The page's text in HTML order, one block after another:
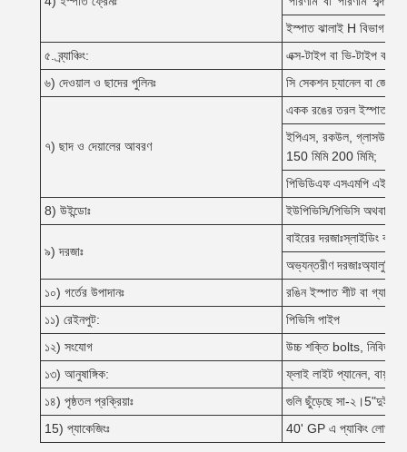
ইস্পাত ঝালাই H বিভাগ
৫. ব্র্যাঞ্চিং:
এক্স-টাইপ বা ভি-টাইপ বা
৬) দেওয়াল ও ছাদের পুলিনঃ
সি সেকশন চ্যানেল বা
৭) ছাদ ও দেয়ালের আবরণ
একক রঙের তরল ইস্পাত
ইপিএস, রকউল, গ্লাসউল,
150 মিমি 200 মিমি;
পিভিডিএফ এসএমপি
8) উইন্ডোঃ
ইউপিভিসি/পিভিসি অথবা
৯) দরজাঃ
বাইরের দরজাঃস্লাইডিং বা
অভ্যন্তরীণ
১০) গর্তের উপাদানঃ
রঙিন ইস্পাত শীট বা
১১) রেইনপুট:
পিভিসি পাইপ
১২) সংযোগ
উচ্চ শক্তি bolts, নিবিড়
১৩) আনুষাঙ্গিক:
ফ্লাই লাইট প্যানেল,
১৪) পৃষ্ঠতল প্রক্রিয়াঃ
গুলি ছুঁড়েছে সা-২।5"দুই
15) প্যাকেজিংঃ
40' GP এ প্যাকিং লোড